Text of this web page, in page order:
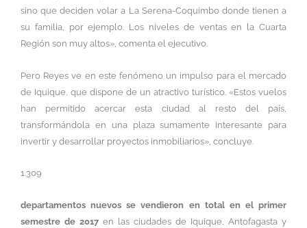
sino que deciden volar a La Serena-Coquimbo donde tienen a
su familia, por ejemplo. Los niveles de ventas en la Cuarta
Región son muy altos», comenta el ejecutivo.
Pero Reyes ve en este fenómeno un impulso para el mercado
de Iquique, que dispone de un atractivo turístico. «Estos vuelos
han permitido acercar esta ciudad al resto del país,
transformándola en una plaza sumamente interesante para
invertir y desarrollar proyectos inmobiliarios», concluye.
1.309
departamentos nuevos se vendieron en total en el primer
semestre de 2017 en las ciudades de Iquique, Antofagasta y